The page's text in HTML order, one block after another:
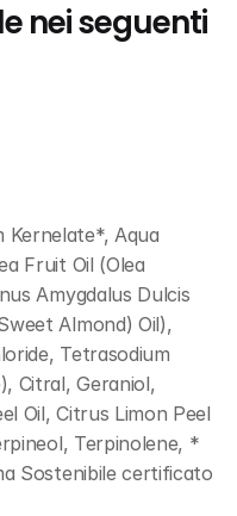
nei seguenti
Kernelate*, Aqua
Fruit Oil (Olea
Amygdalus Dulcis
Almond) Oil),
Tetrasodium
Citral, Geraniol,
Oil, Citrus Limon Peel
Terpinolene, *
Sostenibile certificato